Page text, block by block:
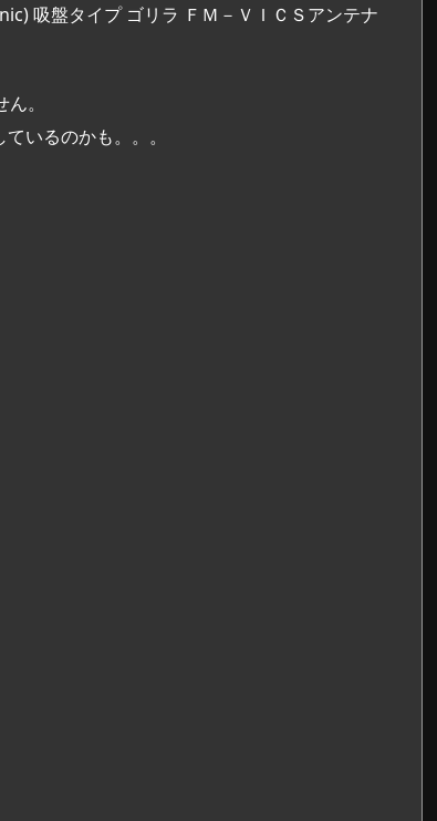
吸盤タイプ ゴリラ ＦＭ－ＶＩＣＳアンテナ
。
いるのかも。。。